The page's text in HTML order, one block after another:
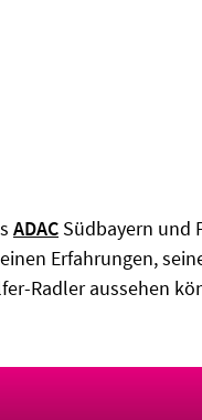
ADAC Südbayern und
Erfahrungen,
Radler aussehen